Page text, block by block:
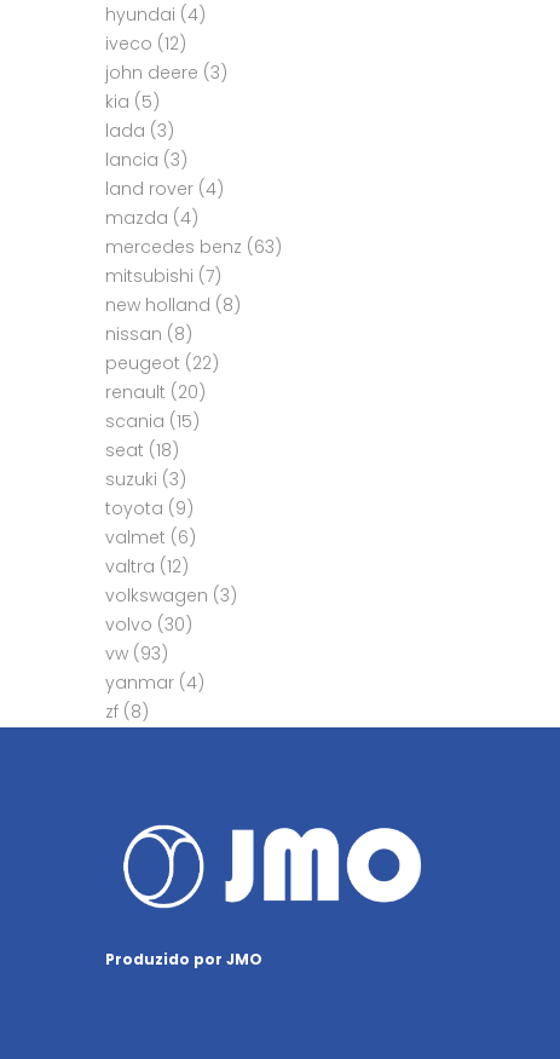
hyundai (4)
iveco (12)
john deere (3)
kia (5)
lada (3)
lancia (3)
land rover (4)
mazda (4)
mercedes benz (63)
mitsubishi (7)
new holland (8)
nissan (8)
peugeot (22)
renault (20)
scania (15)
seat (18)
suzuki (3)
toyota (9)
valmet (6)
valtra (12)
volkswagen (3)
volvo (30)
vw (93)
yanmar (4)
zf (8)
Produzido por JMO